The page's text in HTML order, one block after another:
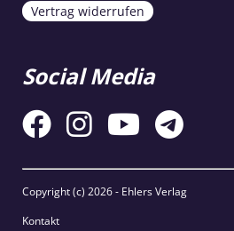
Vertrag widerrufen
Social Media
Copyright (c) 2026 - Ehlers Verlag
Kontakt